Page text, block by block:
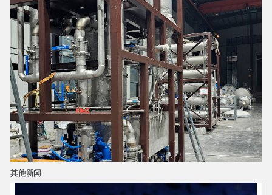
其他新闻